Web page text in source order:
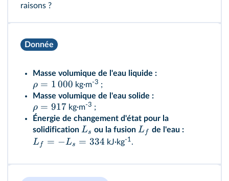
raisons ?
Donnée
Masse volumique de l'eau liquide :
ρ = 1000 kg·m-3 ;
Masse volumique de l'eau solide :
ρ = 917 kg·m-3 ;
Énergie de changement d'état pour la
solidification Ls ou la fusion Lf de l'eau :
Lf = −Ls = 334 kJ·kg-1 .